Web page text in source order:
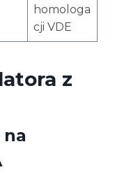
homologa
cji VDE
z